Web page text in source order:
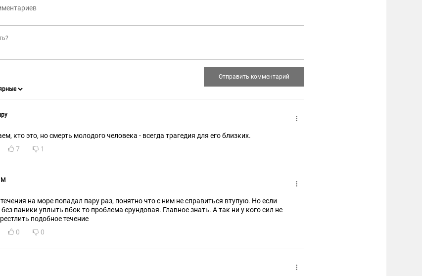
кто это, но смерть молодого человека - всегда трагедия для его близких.
7 1
М
на море попадал пару раз, понятно что с ним не справиться втупую. Но если
паники уплыть вбок то проблема ерундовая. Главное знать. А так ни у кого сил не
подобное течение
0 0